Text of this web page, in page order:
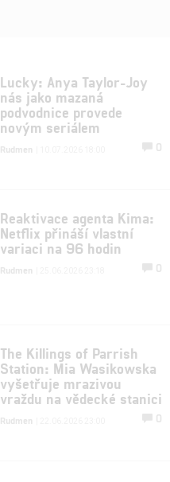
Lucky: Anya Taylor-Joy
nás jako mazaná
podvodnice provede
novým seriálem
Rudmen 0
Reaktivace agenta Kima:
Netflix přináší vlastní
variaci na 96 hodin
Rudmen 0
The Killings of Parrish
Station: Mia Wasikowska
vyšetřuje mrazivou
vraždu na vědecké stanici
Rudmen 0